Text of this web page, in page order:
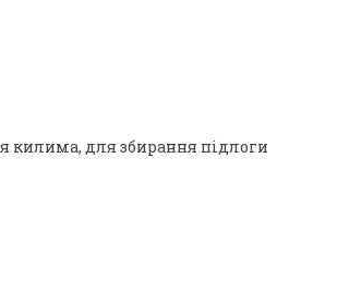
килима, для збирання підлоги